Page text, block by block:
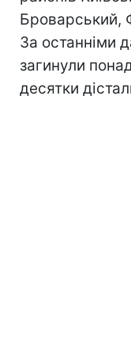
Броварський,
За останніми
загинули
десятки